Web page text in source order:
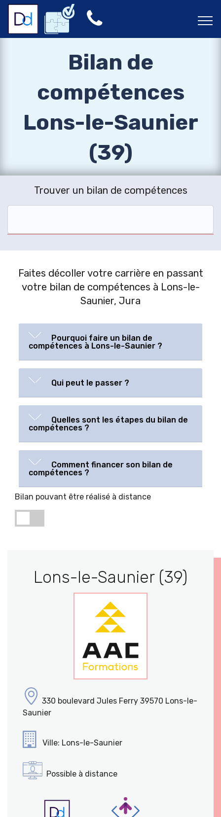
Bilan de
compétences
Lons-le-Saunier
(39)
Trouver un bilan de compétences
Faites décoller votre carrière en passant
votre bilan de compétences à Lons-le-
Saunier, Jura
Pourquoi faire un bilan de
compétences à Lons-le-Saunier ?
Qui peut le passer ?
Quelles sont les étapes du bilan de
compétences ?
Comment financer son bilan de
compétences ?
Bilan pouvant être réalisé à distance
Lons-le-Saunier (39)
330 boulevard Jules Ferry 39570 Lons-le-
Saunier
Ville: Lons-le-Saunier
Possible à distance